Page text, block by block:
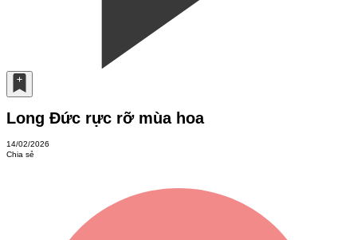
Long Đức rực rỡ mùa hoa
14/02/2026
Chia sẻ